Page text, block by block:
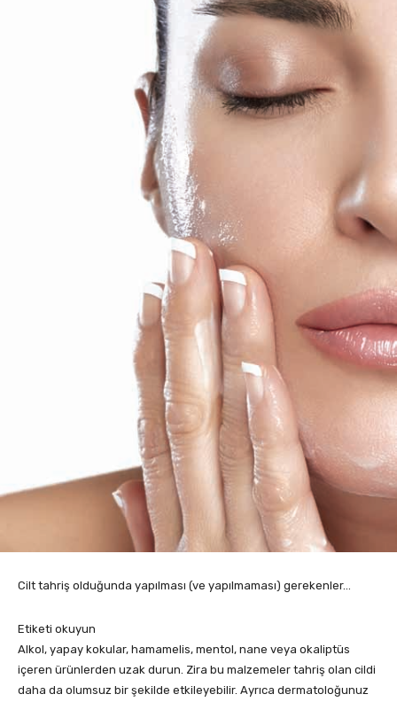
Cilt tahriş olduğunda yapılması (ve yapılmaması) gerekenler…
Etiketi okuyun
Alkol, yapay kokular, hamamelis, mentol, nane veya okaliptüs
içeren ürünlerden uzak durun. Zira bu malzemeler tahriş olan cildi
daha da olumsuz bir şekilde etkileyebilir. Ayrıca dermatoloğunuz